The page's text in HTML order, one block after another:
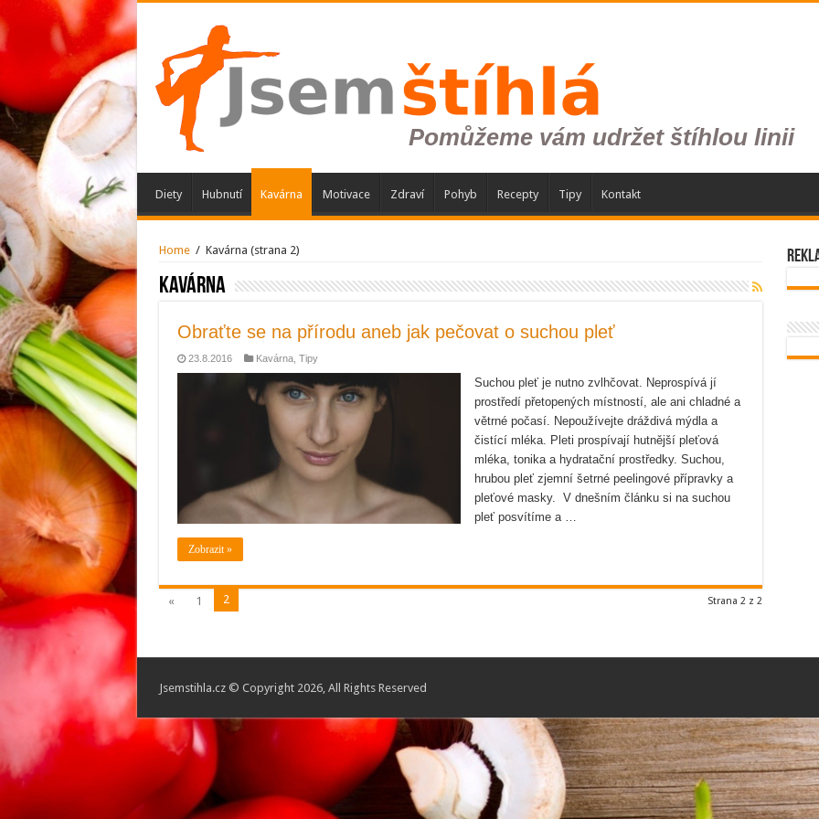
Diety Hubnutí Kavárna Motivace Zdraví Pohyb Recepty Tipy Kontakt
Home / Kavárna (strana 2)
Kavárna
Obraťte se na přírodu aneb jak pečovat o suchou pleť
23.8.2016 Kavárna, Tipy
Suchou pleť je nutno zvlhčovat. Neprospívá jí
prostředí přetopených místností, ale ani chladné a
větrné počasí. Nepoužívejte dráždivá mýdla a
čistící mléka. Pleti prospívají hutnější pleťová
mléka, tonika a hydratační prostředky. Suchou,
hrubou pleť zjemní šetrné peelingové přípravky a
pleťové masky. V dnešním článku si na suchou
pleť posvítíme a …
Zobrazit »
Strana 2 z 2
« 1 2
Jsemstihla.cz © Copyright 2026, All Rights Reserved